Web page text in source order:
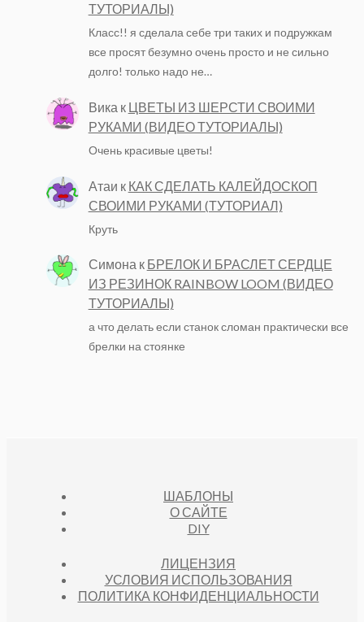
ТУТОРИАЛЫ)
Класс!! я сделала себе три таких и подружкам
все просят безумно очень просто и не сильно
долго! только надо не…
Вика к ЦВЕТЫ ИЗ ШЕРСТИ СВОИМИ
РУКАМИ (ВИДЕО ТУТОРИАЛЫ)
Очень красивые цветы!
Атаи к КАК СДЕЛАТЬ КАЛЕЙДОСКОП
СВОИМИ РУКАМИ (ТУТОРИАЛ)
Круть
Симона к БРЕЛОК И БРАСЛЕТ СЕРДЦЕ
ИЗ РЕЗИНОК RAINBOW LOOM (ВИДЕО
ТУТОРИАЛЫ)
а что делать если станок сломан практически все
брелки на стоянке
ШАБЛОНЫ
О САЙТЕ
DIY
ЛИЦЕНЗИЯ
УСЛОВИЯ ИСПОЛЬЗОВАНИЯ
ПОЛИТИКА КОНФИДЕНЦИАЛЬНОСТИ